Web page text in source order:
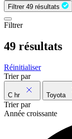
Filtrer 49 résultats
Filtrer
49 résultats
Réinitialiser
Trier par
C hr Toyota
Trier par
Année croissante